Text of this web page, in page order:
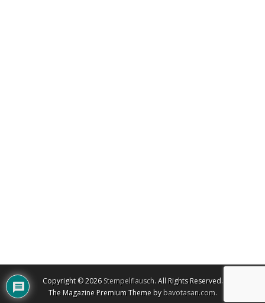
Copyright © 2026Stempelflausch. All Rights Reserved.
The Magazine Premium Theme bybavotasan.com.